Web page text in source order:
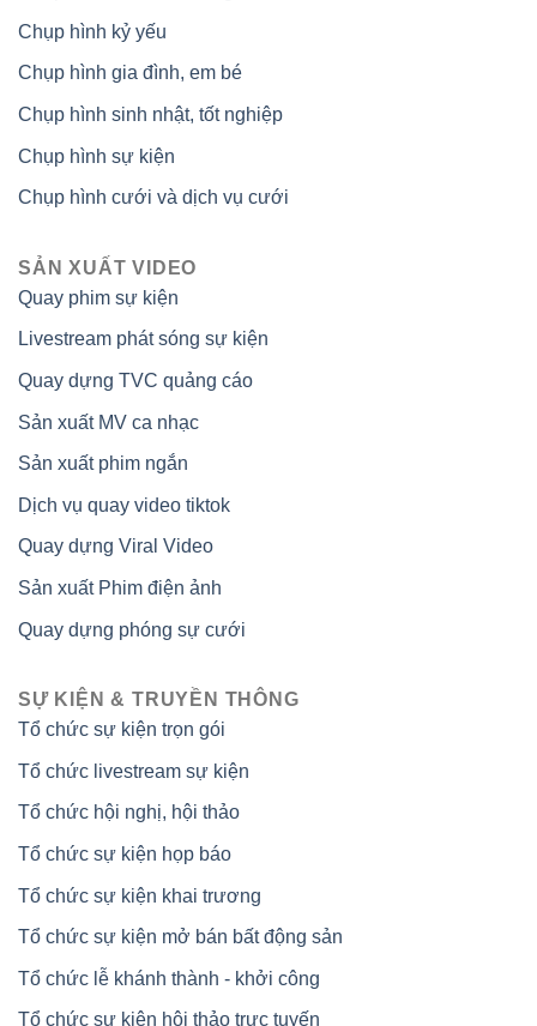
Chụp hình kỷ yếu
Chụp hình gia đình, em bé
Chụp hình sinh nhật, tốt nghiệp
Chụp hình sự kiện
Chụp hình cưới và dịch vụ cưới
SẢN XUẤT VIDEO
Quay phim sự kiện
Livestream phát sóng sự kiện
Quay dựng TVC quảng cáo
Sản xuất MV ca nhạc
Sản xuất phim ngắn
Dịch vụ quay video tiktok
Quay dựng Viral Video
Sản xuất Phim điện ảnh
Quay dựng phóng sự cưới
SỰ KIỆN & TRUYỀN THÔNG
Tổ chức sự kiện trọn gói
Tổ chức livestream sự kiện
Tổ chức hội nghị, hội thảo
Tổ chức sự kiện họp báo
Tổ chức sự kiện khai trương
Tổ chức sự kiện mở bán bất động sản
Tổ chức lễ khánh thành - khởi công
Tổ chức sự kiện hội thảo trực tuyến